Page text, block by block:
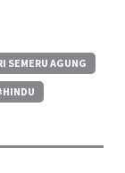
SEMERU AGUNG